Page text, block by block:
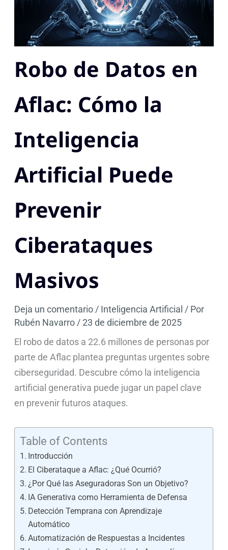
Robo de Datos en
Aflac: Cómo la
Inteligencia
Artificial Puede
Prevenir
Ciberataques
Masivos
Deja un comentario/ Inteligencia Artificial / Por
Rubén Navarro/ 23 de diciembre de 2025
El robo de datos a 22.6 millones de personas por
parte de Aflac plantea preguntas urgentes sobre
ciberseguridad. Descubre cómo la inteligencia
artificial generativa puede jugar un papel clave
en prevenir futuros ataques.
Table of Contents
Introducción
El Ciberataque a Aflac: ¿Qué Ocurrió?
¿Por Qué las Aseguradoras Son un Objetivo?
IA Generativa como Herramienta de Defensa
Detección Temprana con Aprendizaje
Automático
Automatización de Respuestas a Incidentes